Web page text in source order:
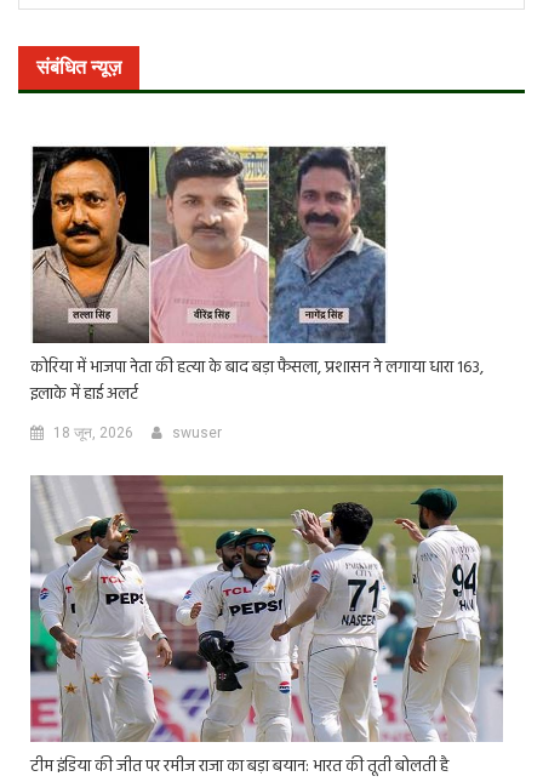
संबंधित न्यूज़
कोरिया में भाजपा नेता की हत्या के बाद बड़ा फैसला, प्रशासन ने लगाया धारा 163,
इलाके में हाई अलर्ट
18 जून, 2026 swuser
टीम इंडिया की जीत पर रमीज राजा का बड़ा बयान: भारत की तूती बोलती है